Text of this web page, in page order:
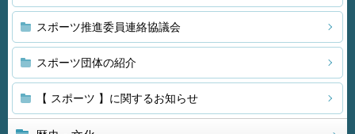
スポーツ推進委員連絡協議会
スポーツ団体の紹介
【 スポーツ 】に関するお知らせ